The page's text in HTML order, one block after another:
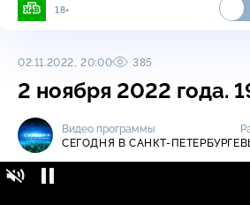
18+
02.11.2022, 20:00 385
2 ноября 2022 года.
Видео программы
СЕГОДНЯ В САНКТ-ПЕТЕРБУРГЕ